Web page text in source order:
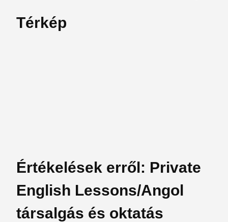
Térkép
Értékelések erről: Private
English Lessons/Angol
társalgás és oktatás